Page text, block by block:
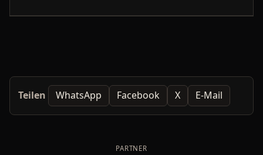
Teilen WhatsApp Facebook X E-Mail
PARTNER